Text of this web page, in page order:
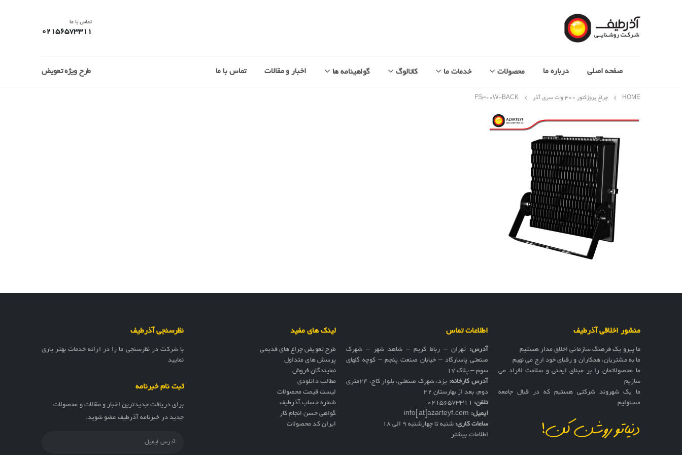
تماس با ما
02156573311
صفحه اصلی درباره ما محصولات خدمات ما کاتالوگ گواهینامه ها اخبار و مقالات تماس با ما طرح ویژه تعویض
HOME چراغ پروژکتور 300 وات سری آذر FS۳۰۰W-BACK
منشور اخلاقی آذرطیف
ما پیرو یک فرهنگ سازمانی اخلاق مدار هستیم
ما به مشتریان، همکاران و رقبای خود ارج می نهیم
ما محصولاتمان را بر مبنای ایمنی و سلامت افراد می
سازیم
ما یک شهروند شرکتی هستیم که در قبال جامعه
مسئولیم
دنیاتو روشن کن!
اطلاعات تماس
آدرس: تهران – رباط کریم – شاهد شهر – شهرک
صنعتی پاسارگاد – خیابان صنعت پنجم – کوچه گلهای
سوم – پلاک 17
آدرس کارخانه:
یزد، شهرک صنعتی، بلوار کاج، ۲۴متری
دوم، بعد از بهارستان ۲۲
تلفن: 02156573311
ایمیل: info[at]azarteyf.com
ساعات کاری: شنبه تا چهارشنبه 9 الی 18
اطلاعات بیشتر
لینک های مفید
طرح تعویض چراغ های قدیمی
پرسش های متداول
نمایندگان فروش
مطالب دانلودی
لیست قیمت محصولات
شماره حساب آذرطیف
گواهی حسن انجام کار
ایران کد محصولات
نظرسنجی آذرطیف
با شرکت در نظرسنجی ما را در ارائه خدمات بهتر یاری
نمایید
ثبت نام خبرنامه
برای دریافت جدیدترین اخبار و مقالات و محصولات
جدید در خبرنامه آذرطیف عضو شوید.